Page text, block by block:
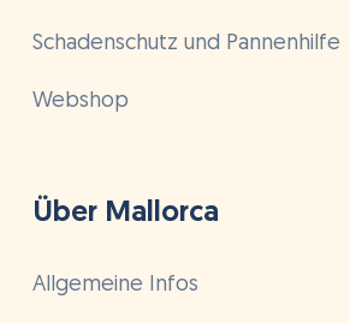
Schadenschutz und Pannenhilfe
Webshop
Über Mallorca
Allgemeine Infos